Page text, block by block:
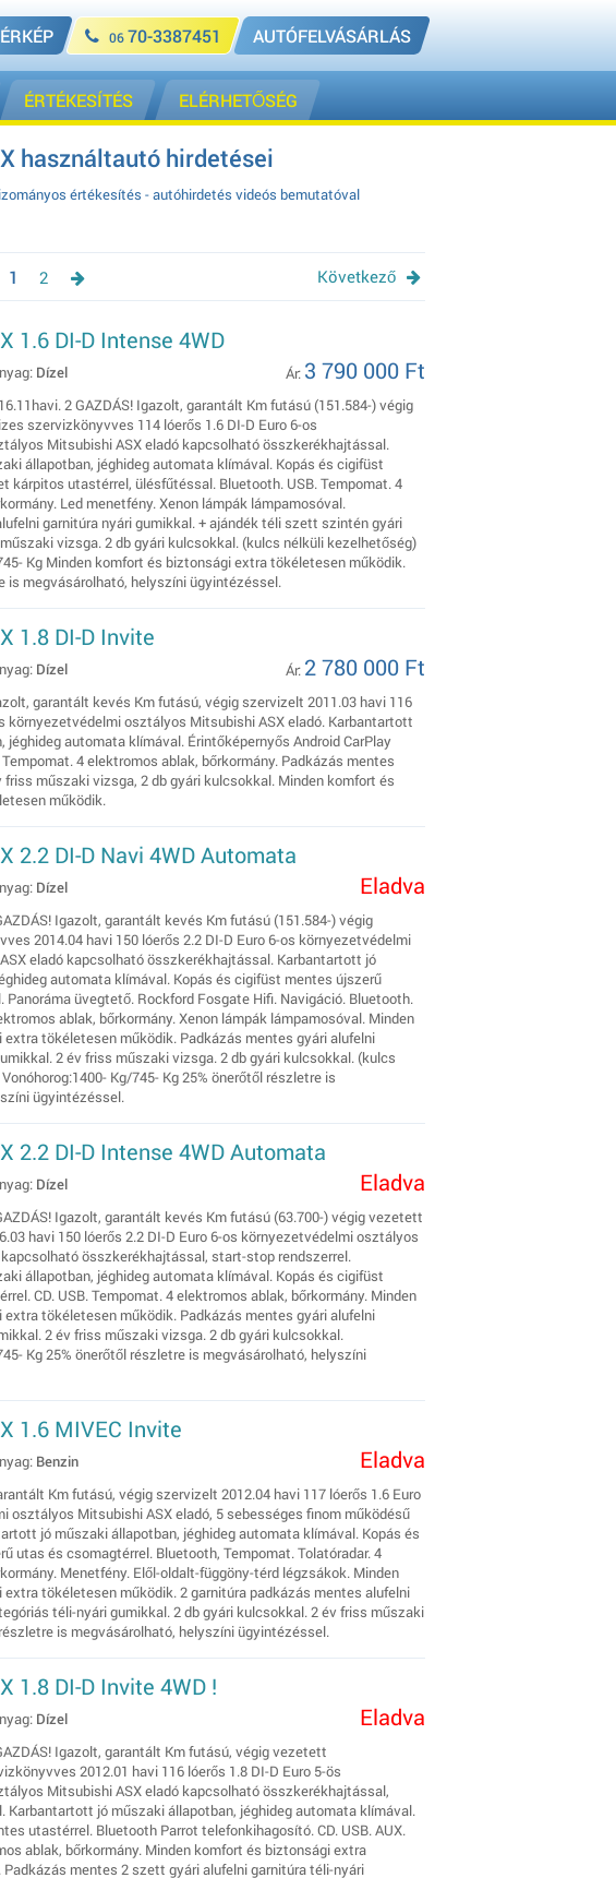
0670-3387451 AUTÓFELVÁSÁRLÁS
ÉRTÉKESÍTÉS ELÉRHETŐSÉG
használtautó hirdetései
értékesítés - autóhirdetés videós bemutatóval
1 2 Következő
1.6 DI-D Intense 4WD
Ár: 3 790 000 Ft
Dízel
2 GAZDÁS! Igazolt, garantált Km futású (151.584-) végig
szervizkönyvves 114 lóerős 1.6 DI-D Euro 6-os
Mitsubishi ASX eladó kapcsolható összkerékhajtással.
állapotban, jéghideg automata klímával. Kopás és cigifüst
kárpitos utastérrel, ülésfűtéssal. Bluetooth. USB. Tempomat. 4
Led menetfény. Xenon lámpák lámpamosóval.
garnitúra nyári gumikkal. + ajándék téli szett szintén gyári
vizsga. 2 db gyári kulcsokkal. (kulcs nélküli kezelhetőség)
Kg Minden komfort és biztonsági extra tökéletesen működik.
is megvásárolható, helyszíni ügyintézéssel.
1.8 DI-D Invite
Ár: 2 780 000 Ft
Dízel
garantált kevés Km futású, végig szervizelt 2011.03 havi 116
környezetvédelmi osztályos Mitsubishi ASX eladó. Karbantartott
jéghideg automata klímával. Érintőképernyős Android CarPlay
4 elektromos ablak, bőrkormány. Padkázás mentes
friss műszaki vizsga, 2 db gyári kulcsokkal. Minden komfort és
működik.
2.2 DI-D Navi 4WD Automata
Eladva
Dízel
Igazolt, garantált kevés Km futású (151.584-) végig
2014.04 havi 150 lóerős 2.2 DI-D Euro 6-os környezetvédelmi
eladó kapcsolható összkerékhajtással. Karbantartott jó
automata klímával. Kopás és cigifüst mentes újszerű
Panoráma üvegtető. Rockford Fosgate Hifi. Navigáció. Bluetooth.
ablak, bőrkormány. Xenon lámpák lámpamosóval. Minden
tökéletesen működik. Padkázás mentes gyári alufelni
2 év friss műszaki vizsga. 2 db gyári kulcsokkal. (kulcs
Kg/745- Kg 25% önerőtől részletre is
ügyintézéssel.
2.2 DI-D Intense 4WD Automata
Eladva
Dízel
Igazolt, garantált kevés Km futású (63.700-) végig vezetett
havi 150 lóerős 2.2 DI-D Euro 6-os környezetvédelmi osztályos
összkerékhajtással, start-stop rendszerrel.
állapotban, jéghideg automata klímával. Kopás és cigifüst
CD. USB. Tempomat. 4 elektromos ablak, bőrkormány. Minden
tökéletesen működik. Padkázás mentes gyári alufelni
2 év friss műszaki vizsga. 2 db gyári kulcsokkal.
Kg 25% önerőtől részletre is megvásárolható, helyszíni
1.6 MIVEC Invite
Eladva
Benzin
Km futású, végig szervizelt 2012.04 havi 117 lóerős 1.6 Euro
osztályos Mitsubishi ASX eladó, 5 sebességes finom működésű
jó műszaki állapotban, jéghideg automata klímával. Kopás és
utas és csomagtérrel. Bluetooth, Tempomat. Tolatóradar. 4
Menetfény. Elől-oldalt-függöny-térd légzsákok. Minden
tökéletesen működik. 2 garnitúra padkázás mentes alufelni
téli-nyári gumikkal. 2 db gyári kulcsokkal. 2 év friss műszaki
is megvásárolható, helyszíni ügyintézéssel.
1.8 DI-D Invite 4WD !
Eladva
Dízel
Igazolt, garantált Km futású, végig vezetett
2012.01 havi 116 lóerős 1.8 DI-D Euro 5-ös
Mitsubishi ASX eladó kapcsolható összkerékhajtással,
Karbantartott jó műszaki állapotban, jéghideg automata klímával.
utastérrel. Bluetooth Parrot telefonkihagosító. CD. USB. AUX.
ablak, bőrkormány. Minden komfort és biztonsági extra
mentes 2 szett gyári alufelni garnitúra téli-nyári